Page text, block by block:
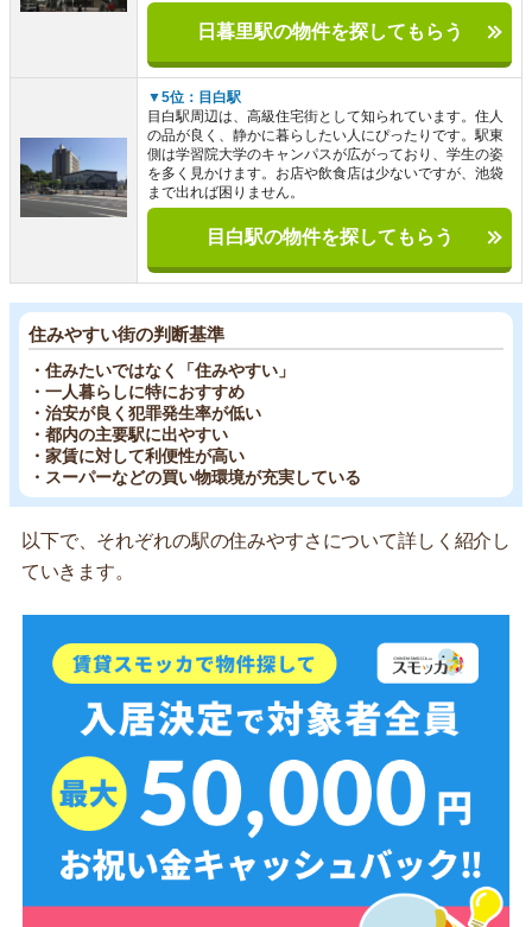
日暮里駅の物件を探してもらう
▼5位：目白駅
目白駅周辺は、高級住宅街として知られています。住人
の品が良く、静かに暮らしたい人にぴったりです。駅東
側は学習院大学のキャンパスが広がっており、学生の姿
を多く見かけます。お店や飲食店は少ないですが、池袋
まで出れば困りません。
目白駅の物件を探してもらう
住みやすい街の判断基準
・住みたいではなく「住みやすい」
・一人暮らしに特におすすめ
・治安が良く犯罪発生率が低い
・都内の主要駅に出やすい
・家賃に対して利便性が高い
・スーパーなどの買い物環境が充実している
以下で、それぞれの駅の住みやすさについて詳しく紹介し
ていきます。